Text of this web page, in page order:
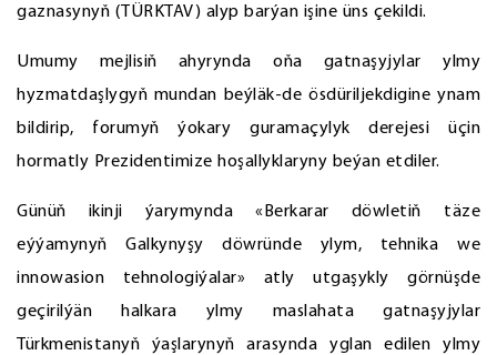
gaznasynyň (TÜRKTAV) alyp barýan işine üns çekildi.
Umumy mejlisiň ahyrynda oňa gatnaşyjylar ylmy
hyzmatdaşlygyň mundan beýläk-de ösdüriljekdigine ynam
bildirip, forumyň ýokary guramaçylyk derejesi üçin
hormatly Prezidentimize hoşallyklaryny beýan etdiler.
Günüň ikinji ýarymynda «Berkarar döwletiň täze
eýýamynyň Galkynyşy döwründe ylym, tehnika we
innowasion tehnologiýalar» atly utgaşykly görnüşde
geçirilýän halkara ylmy maslahata gatnaşyjylar
Türkmenistanyň ýaşlarynyň arasynda yglan edilen ylmy